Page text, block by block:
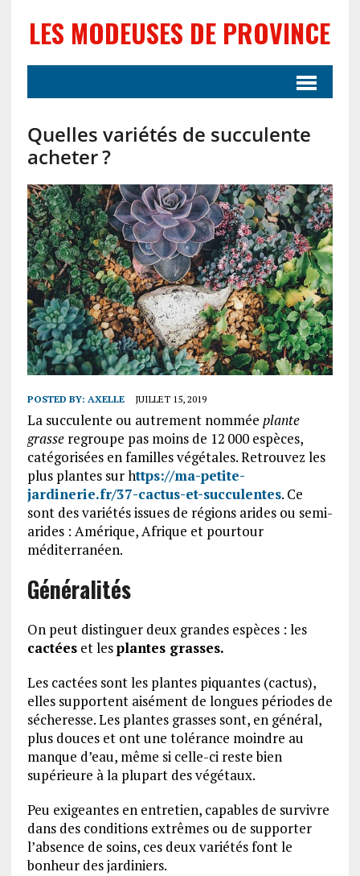
LES MODEUSES DE PROVINCE
Quelles variétés de succulente
acheter ?
POSTED BY: AXELLE JUILLET 15, 2019
La succulente ou autrement nommée plante
grasseregroupe pas moins de 12 000 espèces,
catégorisées en familles végétales. Retrouvez les
plus plantes sur https://ma-petite-
jardinerie.fr/37-cactus-et-succulentes. Ce
sont des variétés issues de régions arides ou semi-
arides : Amérique, Afrique et pourtour
méditerranéen.
Généralités
On peut distinguer deux grandes espèces : les
cactéeset lesplantes grasses.
Les cactées sont les plantes piquantes (cactus),
elles supportent aisément de longues périodes de
sécheresse. Les plantes grasses sont, en général,
plus douces et ont une tolérance moindre au
manque d’eau, même si celle-ci reste bien
supérieure à la plupart des végétaux.
Peu exigeantes en entretien, capables de survivre
dans des conditions extrêmes ou de supporter
l’absence de soins, ces deux variétés font le
bonheur des jardiniers.